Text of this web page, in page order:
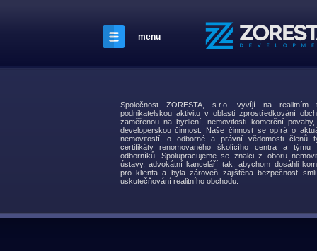
menu
Společnost ZORESTA, s.r.o. vyvíjí na
podnikatelskou aktivitu v oblasti zprostředkování
zaměřenou na bydlení, nemovitosti komerční
developerskou činnost. Naše činnost se opírá o
nemovitostí, o odborné a právní vědomosti členů
certifikáty renomovaného školícího centra a týmu
odborníků. Spolupracujeme se znalci z oboru
ústavy, advokátní kanceláří tak, abychom dosáhli
pro klienta a byla zároveň zajištěna bezpečnost
uskutečňování realitního obchodu.